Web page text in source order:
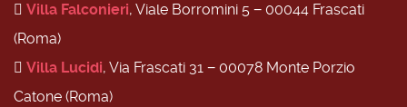
Villa Falconieri, Viale Borromini 5 − 00044 Frascati
(Roma)
Villa Lucidi, Via Frascati 31 − 00078 Monte Porzio
Catone (Roma)